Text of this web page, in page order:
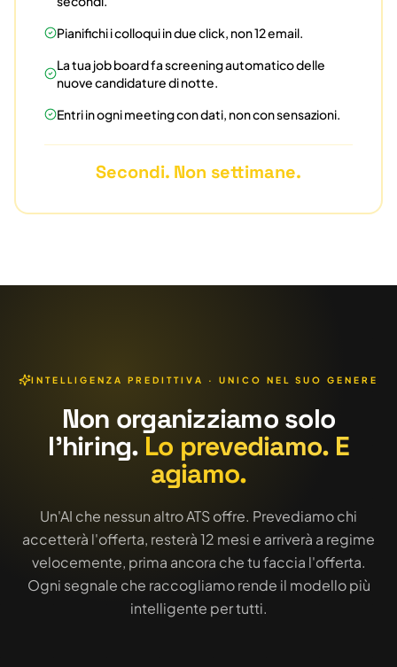
Pianifichi i colloqui in due click, non 12 email.
La tua job board fa screening automatico delle
nuove candidature di notte.
Entri in ogni meeting con dati, non con sensazioni.
Secondi. Non settimane.
INTELLIGENZA PREDITTIVA · UNICO NEL SUO GENERE
Non organizziamo solo
l'hiring. Lo prevediamo. E
agiamo.
Un'AI che nessun altro ATS offre. Prevediamo chi
accetterà l'offerta, resterà 12 mesi e arriverà a regime
velocemente, prima ancora che tu faccia l'offerta.
Ogni segnale che raccogliamo rende il modello più
intelligente per tutti.